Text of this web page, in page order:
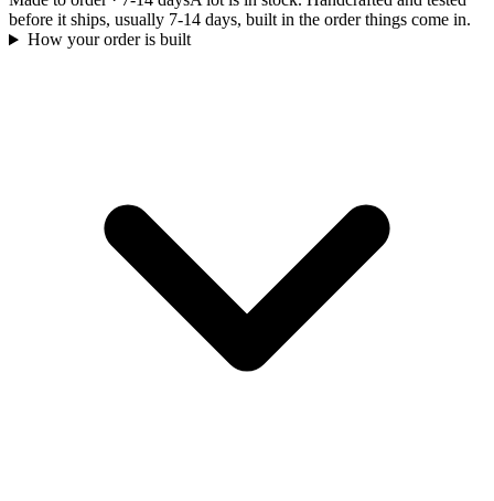
before it ships, usually 7-14 days, built in the order things come in.
How your order is built